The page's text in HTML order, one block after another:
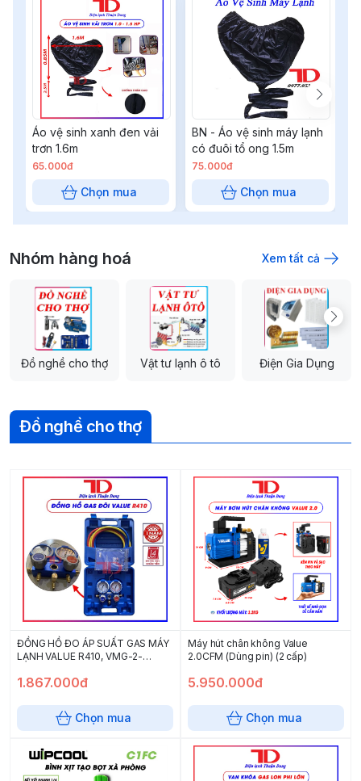
Áo vệ sinh xanh đen vải
trơn 1.6m
65.000đ
Chọn mua
BN - Áo vệ sinh máy lạnh
có đuôi tổ ong 1.5m
75.000đ
Chọn mua
Nhóm hàng hoá Xem tất cả
Đồ nghề cho thợ Vật tư lạnh ô tô Điện Gia Dụng
Đồ nghề cho thợ
ĐỒNG HỒ ĐO ÁP SUẤT GAS MÁY
LẠNH VALUE R410, VMG-2-
1.867.000đ
Chọn mua
Máy hút chân không Value
2.0CFM (Dùng pin) (2 cấp)
5.950.000đ
Chọn mua